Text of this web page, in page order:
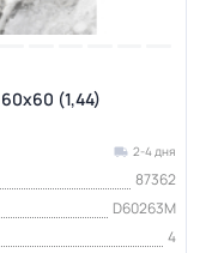
(1,44)
2-4 дня
87362
D60263M
4